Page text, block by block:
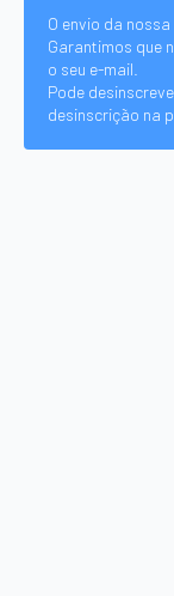
O envio da
Garantimos que
o seu e-mail.
Pode
desinscrição na